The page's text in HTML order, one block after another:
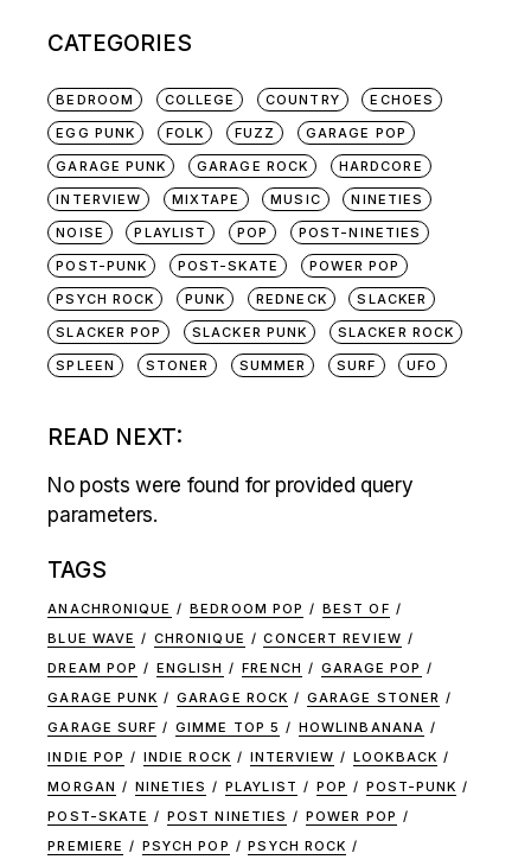
CATEGORIES
BEDROOM COLLEGE COUNTRY
ECHOES
EGG PUNK
FOLK FUZZ
GARAGE POP
GARAGE PUNK
GARAGE ROCK
HARDCORE
INTERVIEW
MIXTAPE MUSIC
NINETIES
NOISE
PLAYLIST POP
POST-NINETIES
POST-PUNK
POST-SKATE
POWER POP
PSYCH ROCK
PUNK REDNECK
SLACKER
SLACKER POP
SLACKER PUNK
SLACKER ROCK
SPLEEN
STONER SUMMER SURF UFO
READ NEXT:
No posts were found for provided query
parameters.
TAGS
ANACHRONIQUE BEDROOM POP
BEST OF
BLUE WAVE
CHRONIQUE
CONCERT REVIEW
DREAM POP
ENGLISH FRENCH
GARAGE POP
GARAGE PUNK
GARAGE ROCK
GARAGE STONER
GARAGE SURF
GIMME TOP 5
HOWLINBANANA
INDIE POP
INDIE ROCK INTERVIEW
LOOKBACK
MORGAN
NINETIES PLAYLIST POP
POST-PUNK
POST-SKATE
POST NINETIES
POWER POP
PREMIERE
PSYCH POP
PSYCH ROCK